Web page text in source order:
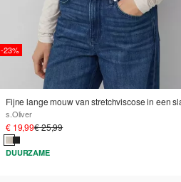
-23%
s.Oliver
€ 19,99€ 25,99
DUURZAME